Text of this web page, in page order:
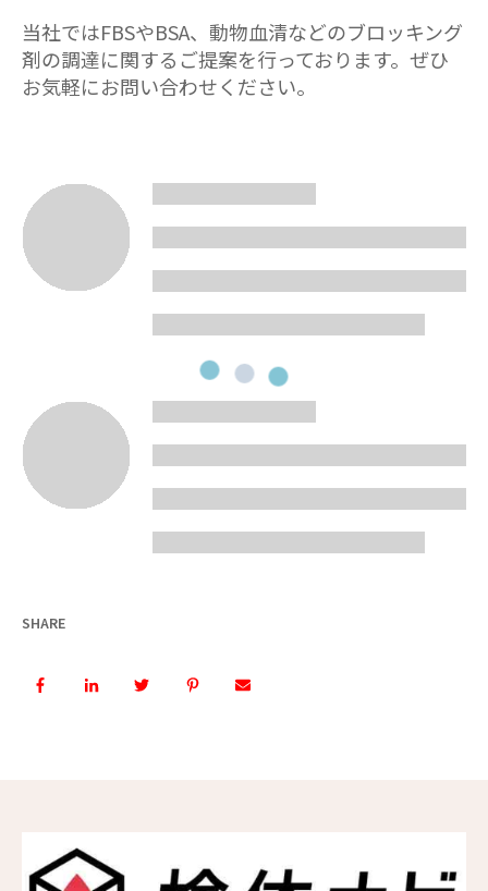
当社ではFBSやBSA、動物血清などのブロッキング
剤の調達に関するご提案を行っております。ぜひ
お気軽にお問い合わせください。
SHARE